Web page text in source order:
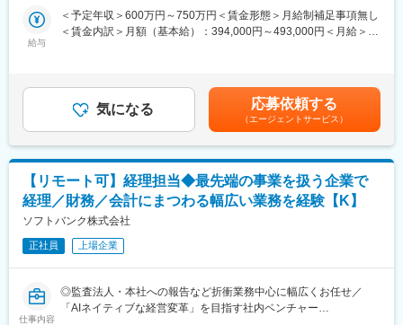
い環境が拡がっており、裁量を持って業務に取り組むことができ
ます。また、業務を通じて高い専門性を身につけることができま
・通常の残業時間：平均20~30時間
・繁忙期の残業時間：平均40～60時間
変更の範囲：会社の定める業務
「ibisPaint（アイビスペイント）」を展開するグロース市場上場
企業です。
2025年には、AI歌声合成事業を手がけるテクノスピーチ、ノーコ
ード・ローコードシステム開発事業を展開する株式会社ゼロイチ
スタートをM&Aにより完全子会社化しました。今後も、M&Aを含
この成長戦略の中核を担うのが、経営企画室の機能強化です。
中期経営計画の策定・運用、経営戦略立案支援、IR支援──さらに
はグループ全体の子会社管理体制の再構築まで、経営の中枢を
「構築し、進化させる」役割を担うチームです。
その要として、即戦力となるリーダー候補を募集します。
■業務詳細：
・中期経営計画の策定・運用
・予実管理体制の構築、KPI管理
・経営戦略立案支援
給与
＜予定年収＞600万円～750万円＜賃金形態＞月給制補足事項無し
＜賃金内訳＞月額（基本給）：394,000円～493,000円＜月給＞
ルなどを総合的に勘案して決定させていただきます。賃金はあく
までも目安の金額であり、選考を通じて上下する可能性がありま
す。月給(月額)は固定手当を含めた表記です。
気になる 応募依頼する
（エージェントサービス）
【リモート可】経理担当◆最先端の事業を扱う企業で
経理／財務／会計にまつわる幅広い業務を経験【K】
ソフトバンク株式会社
正社員 上場企業
仕事内容
◎監査法人・本社への報告など折衝業務中心に幅広くお任せ／
「AIネイティブな経営変革」を目指す社内ベンチャー